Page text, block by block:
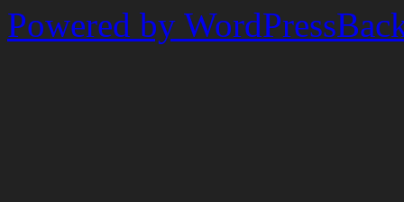
Powered by WordPress